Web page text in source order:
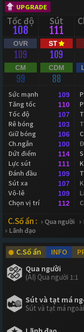
UPGRADE
Tốc độ
108
Sút
111
OVR
109
ST
109
CM
99
CDM
88
Sức mạnh 109
Tăng tốc 110
Tốc độ 107
Rê bóng 103
Giữ bóng 106
Ch.ngắn 100
Dứt điểm 114
Lực sút 111
Đánh đầu 109
Sút xa 107
Vô-lê 109
Chọn vị trí 112
C.Số ẩn : Qua người
Lãnh đạo
C.Số ẩn INFO
Qua người
(AI) Qua người 1:1
Sút và tạt má
Sút và tạt má